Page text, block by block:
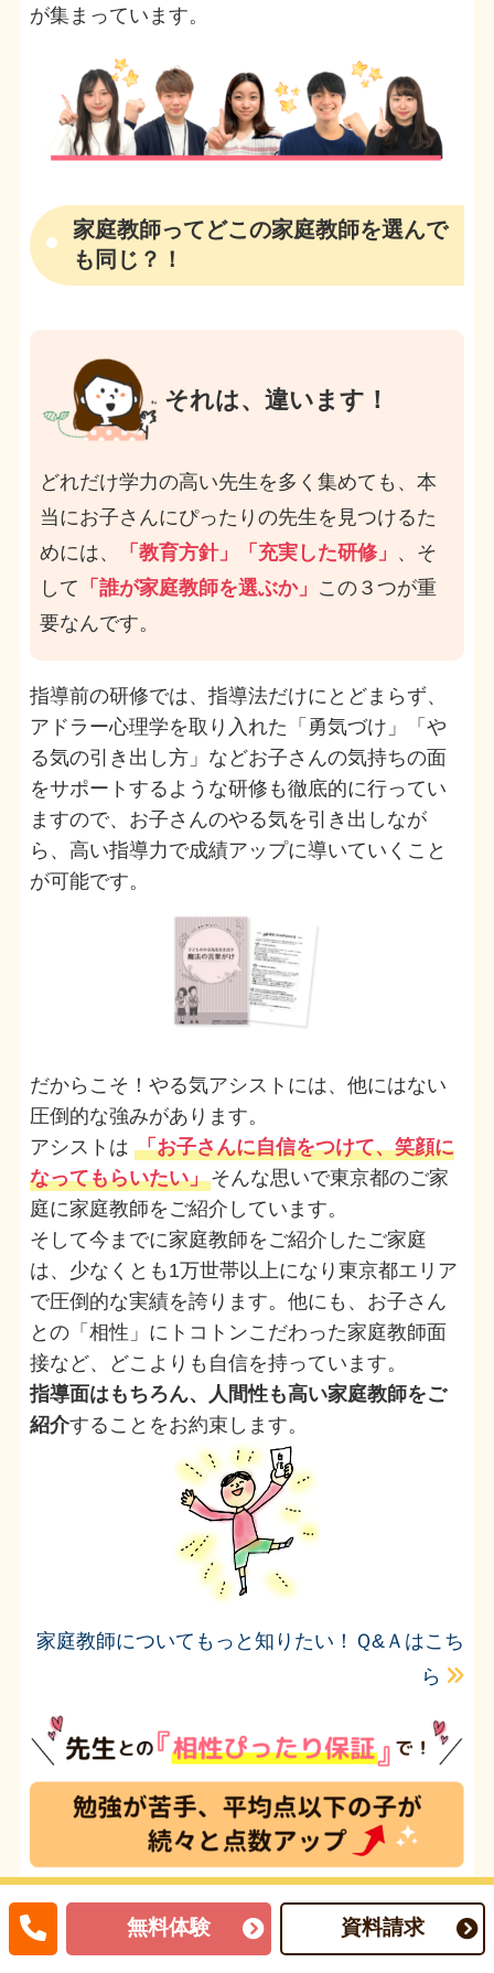
が集まっています。
家庭教師ってどこの家庭教師を選んで
も同じ？！
それは、違います！
どれだけ学力の高い先生を多く集めても、本
当にお子さんにぴったりの先生を見つけるた
めには、
「教育方針」「充実した研修」 、そ
して 「誰が家庭教師を選ぶか」 この３つが重
要なんです。
指導前の研修では、指導法だけにとどまらず、
アドラー心理学を取り入れた「勇気づけ」「や
る気の引き出し方」などお子さんの気持ちの面
をサポートするような研修も徹底的に行ってい
ますので、お子さんのやる気を引き出しなが
ら、高い指導力で成績アップに導いていくこと
が可能です。
だからこそ！やる気アシストには、他にはない
圧倒的な強みがあります。
アシストは 「お子さんに自信をつけて、笑顔に
なってもらいたい」そんな思いで東京都のご家
庭に家庭教師をご紹介しています。
そして今までに家庭教師をご紹介したご家庭
は、少なくとも1万世帯以上になり東京都エリア
で圧倒的な実績を誇ります。他にも、お子さん
との「相性」にトコトンこだわった家庭教師面
接など、どこよりも自信を持っています。
指導面はもちろん、人間性も高い家庭教師をご
紹介することをお約束します。
家庭教師についてもっと知りたい！Ｑ&Ａはこち
ら
無料体験 資料請求